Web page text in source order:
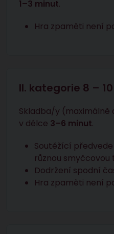
1–3 minut.
Hra zpaměti není
II. kategorie 8 –
Skladba/y
v délce 3–6 minut.
Soutěžící
různou smyčcovou
Dodržení spodní
Hra zpaměti není